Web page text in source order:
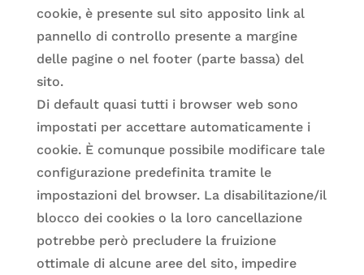
cookie, è presente sul sito apposito link al
pannello di controllo presente a margine
delle pagine o nel footer (parte bassa) del
sito.
Di default quasi tutti i browser web sono
impostati per accettare automaticamente i
cookie. È comunque possibile modificare tale
configurazione predefinita tramite le
impostazioni del browser. La disabilitazione/il
blocco dei cookies o la loro cancellazione
potrebbe però precludere la fruizione
ottimale di alcune aree del sito, impedire